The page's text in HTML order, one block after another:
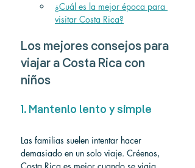
¿Cuál es la mejor época para
visitar Costa Rica?
Los mejores consejos para
viajar a Costa Rica con
niños
1. Mantenlo lento y simple
Las familias suelen intentar hacer
demasiado en un solo viaje. Créenos,